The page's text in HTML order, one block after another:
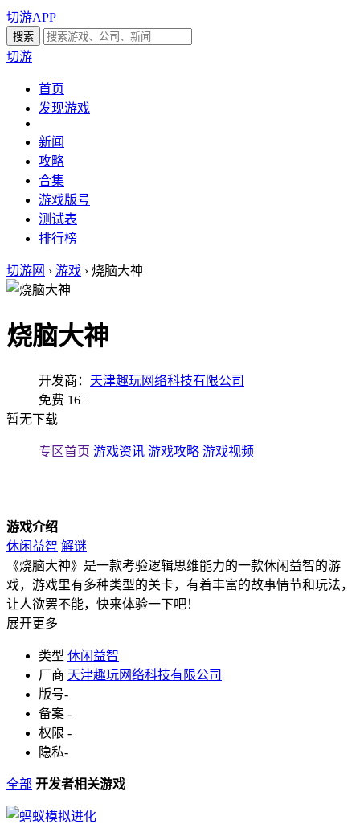
切游APP
切游
首页
发现游戏
新闻
攻略
合集
游戏版号
测试表
排行榜
切游网 › 游戏 › 烧脑大神
烧脑大神
开发商： 天津趣玩网络科技有限公司
免费 16+
暂无下载
专区首页 游戏资讯 游戏攻略 游戏视频
游戏介绍
休闲益智 解谜
《烧脑大神》是一款考验逻辑思维能力的一款休闲益智的游
戏，游戏里有多种类型的关卡，有着丰富的故事情节和玩法，
让人欲罢不能，快来体验一下吧！
展开更多
类型 休闲益智
厂商 天津趣玩网络科技有限公司
版号-
备案 -
权限 -
隐私-
全部 开发者相关游戏